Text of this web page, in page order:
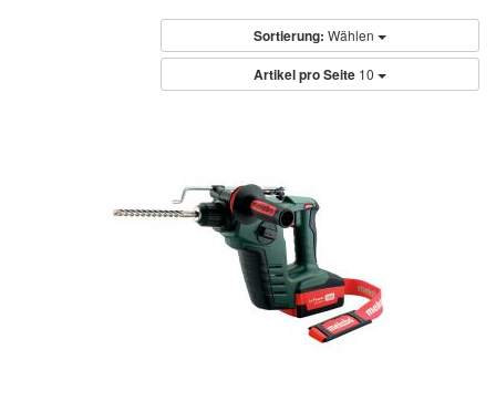
Sortierung: Wählen
Artikel pro Seite 10